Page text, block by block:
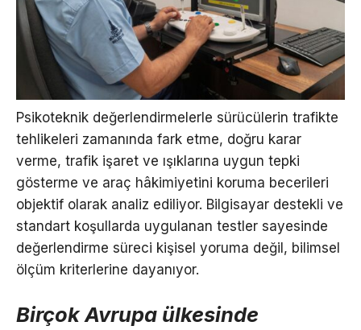
Psikoteknik değerlendirmelerle sürücülerin trafikte
tehlikeleri zamanında fark etme, doğru karar
verme, trafik işaret ve ışıklarına uygun tepki
gösterme ve araç hâkimiyetini koruma becerileri
objektif olarak analiz ediliyor. Bilgisayar destekli ve
standart koşullarda uygulanan testler sayesinde
değerlendirme süreci kişisel yoruma değil, bilimsel
ölçüm kriterlerine dayanıyor.
Birçok Avrupa ülkesinde